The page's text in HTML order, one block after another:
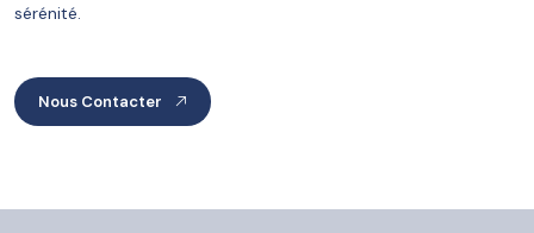
sérénité.
Nous Contacter